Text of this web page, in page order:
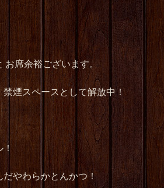
お席余裕ございます。
禁煙スペースとして解放中！
！
やわらかとんかつ！